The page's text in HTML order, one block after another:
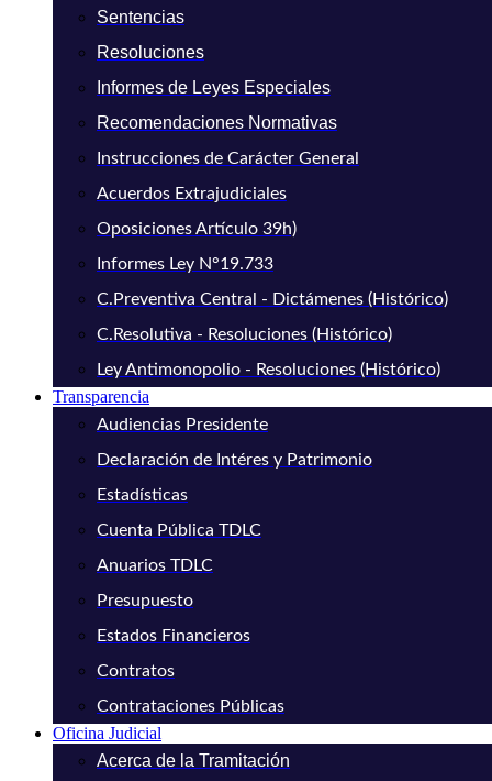
Sentencias
Resoluciones
Informes de Leyes Especiales
Recomendaciones Normativas
Instrucciones de Carácter General
Acuerdos Extrajudiciales
Oposiciones Artículo 39h)
Informes Ley N°19.733
C.Preventiva Central - Dictámenes (Histórico)
C.Resolutiva - Resoluciones (Histórico)
Ley Antimonopolio - Resoluciones (Histórico)
Transparencia
Audiencias Presidente
Declaración de Intéres y Patrimonio
Estadísticas
Cuenta Pública TDLC
Anuarios TDLC
Presupuesto
Estados Financieros
Contratos
Contrataciones Públicas
Oficina Judicial
Acerca de la Tramitación